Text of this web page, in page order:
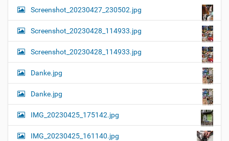
Screenshot_20230427_230502.jpg
Screenshot_20230428_114933.jpg
Screenshot_20230428_114933.jpg
Danke.jpg
Danke.jpg
IMG_20230425_175142.jpg
IMG_20230425_161140.jpg